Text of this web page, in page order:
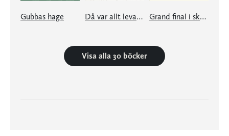
Gubbas hage Då var allt levande och lustigt Grand final i skojarbranschen
Visa alla 30 böcker